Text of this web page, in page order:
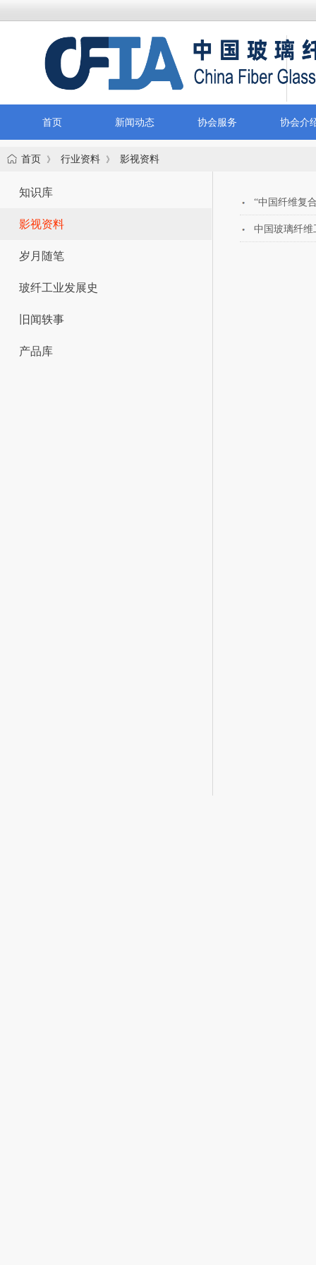
首页 新闻动态 协会服务 协会介
首页 》 行业资料 》 影视资料
知识库
影视资料
岁月随笔
玻纤工业发展史
旧闻轶事
产品库
“中国纤维复
中国玻璃纤维